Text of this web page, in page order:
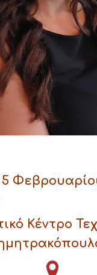
Κέντρο